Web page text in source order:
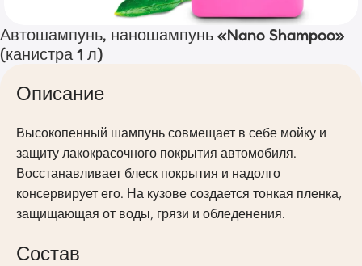
Автошампунь, наношампунь «Nano Shampoo»
(канистра 1 л)
Описание
Высокопенный шампунь совмещает в себе мойку и
защиту лакокрасочного покрытия автомобиля.
Восстанавливает блеск покрытия и надолго
консервирует его. На кузове создается тонкая пленка,
защищающая от воды, грязи и обледенения.
Состав